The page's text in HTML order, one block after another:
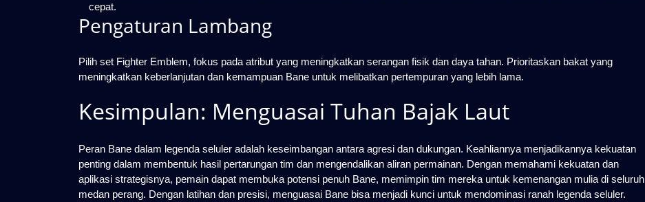
cepat.
Pengaturan Lambang
Pilih set Fighter Emblem, fokus pada atribut yang meningkatkan serangan fisik dan daya tahan. Prioritaskan bakat yang
meningkatkan keberlanjutan dan kemampuan Bane untuk melibatkan pertempuran yang lebih lama.
Kesimpulan: Menguasai Tuhan Bajak Laut
Peran Bane dalam legenda seluler adalah keseimbangan antara agresi dan dukungan. Keahliannya menjadikannya kekuatan
penting dalam membentuk hasil pertarungan tim dan mengendalikan aliran permainan. Dengan memahami kekuatan dan
aplikasi strategisnya, pemain dapat membuka potensi penuh Bane, memimpin tim mereka untuk kemenangan mulia di seluruh
medan perang. Dengan latihan dan presisi, menguasai Bane bisa menjadi kunci untuk mendominasi ranah legenda seluler.